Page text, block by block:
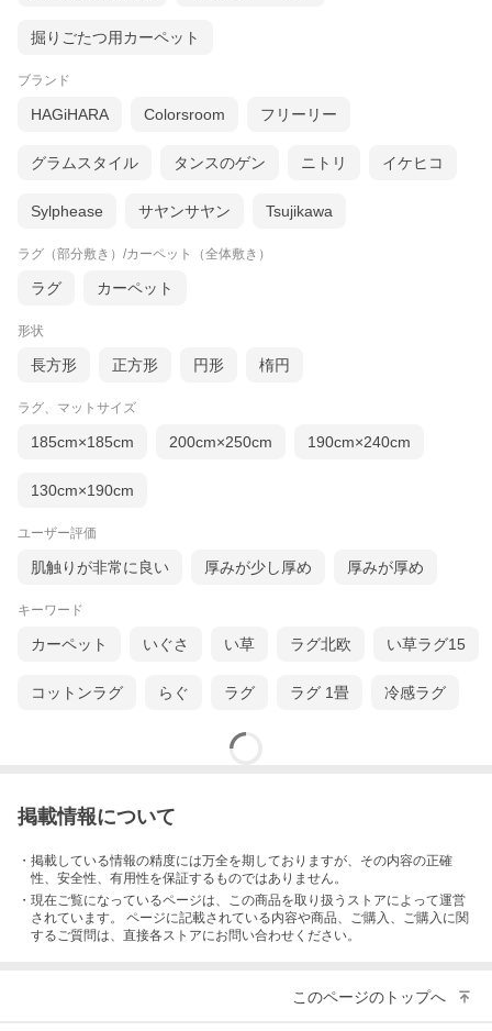
ちょっとしたスペースに敷きやすいサイズ
を通して快適に過ごすことができます。
ふわふわのシャギーパイル
トルコ製の生地を使用し、異なる２種類のパイルとラメ糸で仕上
す。厚さが約2.5cmあるので、素足で歩いてもギュッと詰まった
パイルが優しく包み込んでくれます。
掘りごたつ用カーペット
ブランド
HAGiHARA Colorsroom フリーリー
グラムスタイル タンスのゲン ニトリ イケヒコ
Sylphease サヤンサヤン Tsujikawa
ラグ（部分敷き）/カーペット（全体敷き）
ラグ カーペット
形状
長方形 正方形 円形 楕円
ラグ、マットサイズ
185cm×185cm 200cm×250cm 190cm×240cm
130cm×190cm
ユーザー評価
肌触りが非常に良い 厚みが少し厚め 厚みが厚め
キーワード
カーペット いぐさ い草 ラグ北欧 い草ラグ15
コットンラグ らぐ ラグ ラグ 1畳 冷感ラグ
掲載情報について
・掲載している情報の精度には万全を期しておりますが、その内容の正確
性、安全性、有用性を保証するものではありません。
・現在ご覧になっているページは、この商品を取り扱うストアによって運営
されています。 ページに記載されている内容や商品、ご購入 、ご購入に関
するご質問は、直接各ストアにお問い合わせください。
このページのトップへ